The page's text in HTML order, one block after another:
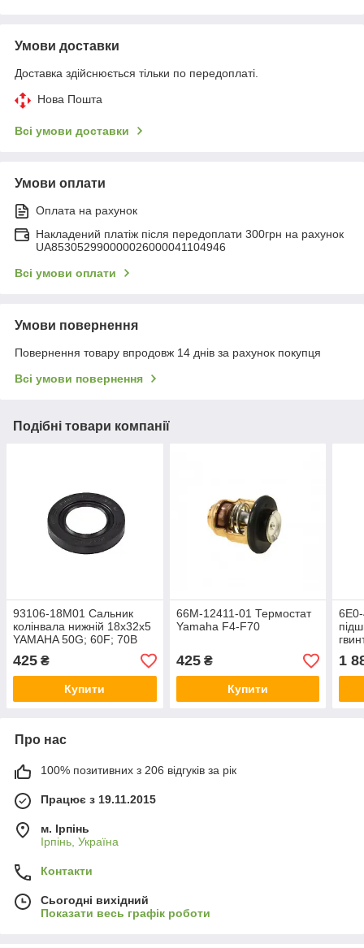
Умови доставки
Доставка здійснюється тільки по передоплаті.
Нова Пошта
Всі умови доставки
Умови оплати
Оплата на рахунок
Накладений платіж після передоплати 300грн на рахунок
UA853052990000026000041104946
Всі умови оплати
Умови повернення
Повернення товару впродовж 14 днів за рахунок покупця
Всі умови повернення
Подібні товари компанії
93106-18M01 Сальник
колінвала нижній 18x32x5
YAMAHA 50G; 60F; 70B
425 ₴
Купити
66M-12411-01 Термостат
Yamaha F4-F70
425₴
Купити
1
Про нас
100% позитивних з 206 відгуків за рік
Працює з 19.11.2015
м. Ірпінь
Ірпінь, Україна
Контакти
Сьогодні вихідний
Показати весь графік роботи